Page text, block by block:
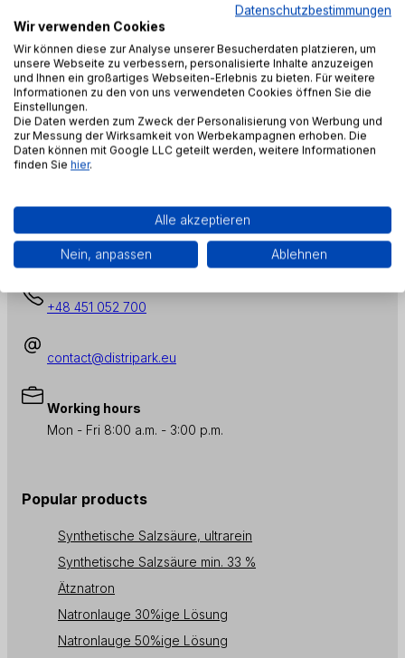
SKU: PE-K-0100
Produkt anzeigen
1 - 2 von 2 Produkten
1
Popular products
Synthetische Salzsäure, ultrarein
Synthetische Salzsäure min. 33 %
Ätznatron
Natronlauge 30%ige Lösung
Natronlauge 50%ige Lösung
+48 451 052 700
contact@distripark.eu
Working hours
Mon - Fri 8:00 a.m. - 3:00 p.m.
Datenschutzbestimmungen
Wir verwenden Cookies
Wir können diese zur Analyse unserer Besucherdaten platzieren, um
unsere Webseite zu verbessern, personalisierte Inhalte anzuzeigen
und Ihnen ein großartiges Webseiten-Erlebnis zu bieten. Für weitere
Informationen zu den von uns verwendeten Cookies öffnen Sie die
Einstellungen.
Die Daten werden zum Zweck der Personalisierung von Werbung und
zur Messung der Wirksamkeit von Werbekampagnen erhoben. Die
Daten können mit Google LLC geteilt werden, weitere Informationen
finden Sie hier.
Alle akzeptieren
Nein, anpassen Ablehnen